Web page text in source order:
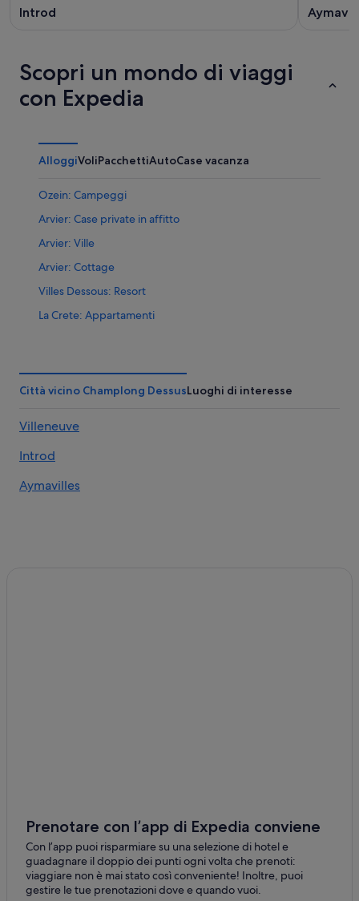
Introd
Scopri un mondo di viaggi
con Expedia
AlloggiVoliPacchettiAutoCase vacanza
Ozein: Campeggi
Arvier: Case private in affitto
Arvier: Ville
Arvier: Cottage
Villes Dessous: Resort
La Crete: Appartamenti
Plan D'introd: Campeggi
Plan D'introd: Appartamenti
Villeneuve: Case private in affitto
Villeneuve: Aparthotel
Castello di La Mothe: hotel nelle vicinanze
Castello di Introd: hotel nelle vicinanze
Sarriod de la Tour: hotel nelle vicinanze
Pont D'Ael: hotel nelle vicinanze
Città vicino Champlong DessusLuoghi di interesse
Villeneuve
Introd
Aymavilles
Prenotare con l’app di Expedia conviene
Con l’app puoi risparmiare su una selezione di hotel e
guadagnare il doppio dei punti ogni volta che prenoti:
viaggiare non è mai stato così conveniente! Inoltre, puoi
gestire le tue prenotazioni dove e quando vuoi.